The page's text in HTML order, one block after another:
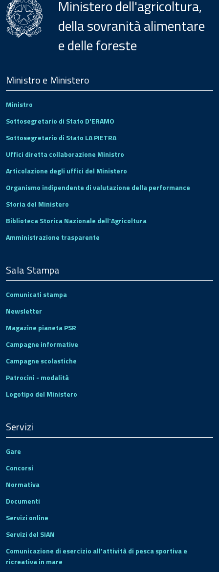
Ministero dell'agricoltura,
della sovranità alimentare
e delle foreste
Footer
Ministro e Ministero
Ministro
Sottosegretario di Stato D'ERAMO
Sottosegretario di Stato LA PIETRA
Uffici diretta collaborazione Ministro
Articolazione degli uffici del Ministero
Organismo indipendente di valutazione della performance
Storia del Ministero
Biblioteca Storica Nazionale dell'Agricoltura
Amministrazione trasparente
Sala Stampa
Comunicati stampa
Newsletter
Magazine pianeta PSR
Campagne informative
Campagne scolastiche
Patrocini - modalità
Logotipo del Ministero
Servizi
Gare
Concorsi
Normativa
Documenti
Servizi online
Servizi del SIAN
Comunicazione di esercizio all'attività di pesca sportiva e
ricreativa in mare